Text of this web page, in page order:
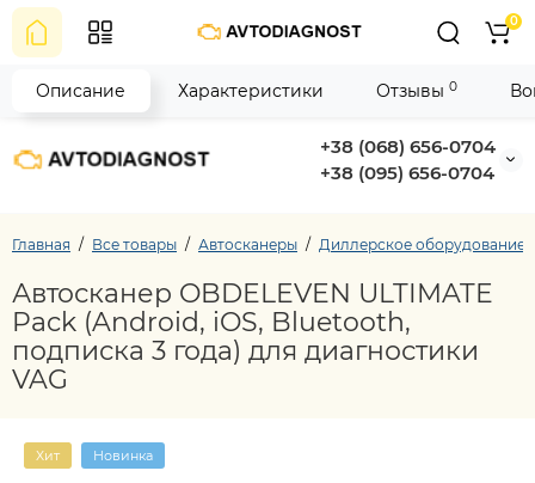
+38 (068) 656-0704
+38 (095) 656-0704
0
Главная Все товары Автосканеры Диллерское оборудование
Автосканер OBDELEVEN ULTIMATE
Pack (Android, iOS, Bluetooth,
подписка 3 года) для диагностики
VAG
Хит Новинка
Описание Характеристики Отзывы 0